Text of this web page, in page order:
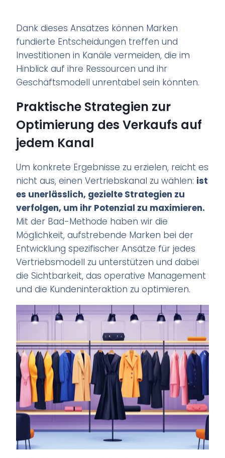
Dank dieses Ansatzes können Marken
fundierte Entscheidungen treffen und
Investitionen in Kanäle vermeiden, die im
Hinblick auf ihre Ressourcen und ihr
Geschäftsmodell unrentabel sein könnten.
Praktische Strategien zur
Optimierung des Verkaufs auf
jedem Kanal
Um konkrete Ergebnisse zu erzielen, reicht es
nicht aus, einen Vertriebskanal zu wählen: ist
es unerlässlich, gezielte Strategien zu
verfolgen, um ihr Potenzial zu maximieren.
Mit der Bad-Methode haben wir die
Möglichkeit, aufstrebende Marken bei der
Entwicklung spezifischer Ansätze für jedes
Vertriebsmodell zu unterstützen und dabei
die Sichtbarkeit, das operative Management
und die Kundeninteraktion zu optimieren.